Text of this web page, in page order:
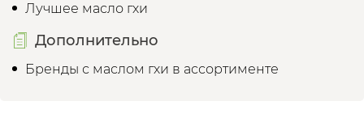
Лучшее масло гхи
Дополнительно
Бренды с маслом гхи в ассортименте